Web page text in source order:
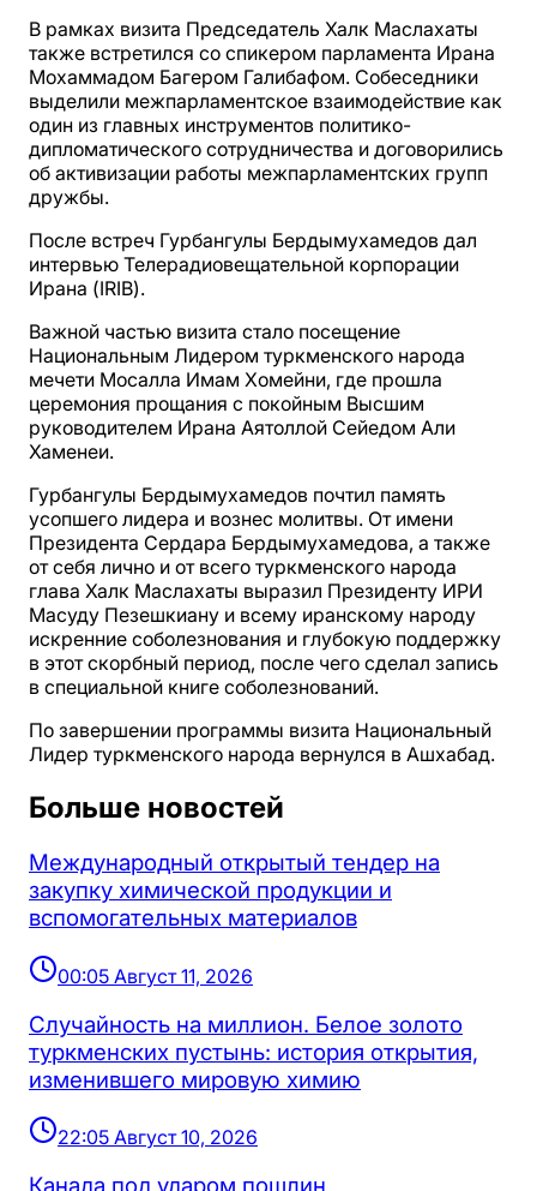
В рамках визита Председатель Халк Маслахаты
также встретился со спикером парламента Ирана
Мохаммадом Багером Галибафом. Собеседники
выделили межпарламентское взаимодействие как
один из главных инструментов политико-
дипломатического сотрудничества и договорились
об активизации работы межпарламентских групп
дружбы.
После встреч Гурбангулы Бердымухамедов дал
интервью Телерадиовещательной корпорации
Ирана (IRIB).
Важной частью визита стало посещение
Национальным Лидером туркменского народа
мечети Мосалла Имам Хомейни, где прошла
церемония прощания с покойным Высшим
руководителем Ирана Аятоллой Сейедом Али
Хаменеи.
Гурбангулы Бердымухамедов почтил память
усопшего лидера и вознес молитвы. От имени
Президента Сердара Бердымухамедова, а также
от себя лично и от всего туркменского народа
глава Халк Маслахаты выразил Президенту ИРИ
Масуду Пезешкиану и всему иранскому народу
искренние соболезнования и глубокую поддержку
в этот скорбный период, после чего сделал запись
в специальной книге соболезнований.
По завершении программы визита Национальный
Лидер туркменского народа вернулся в Ашхабад.
Больше новостей
Международный открытый тендер на
закупку химической продукции и
вспомогательных материалов
00:05 Август 11, 2026
Случайность на миллион. Белое золото
туркменских пустынь: история открытия,
изменившего мировую химию
22:05 Август 10, 2026